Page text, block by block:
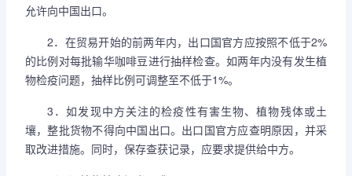
允许向中国出口。
2．在贸易开始的前两年内，出口国官方应按照不低于2%
的比例对每批输华咖啡豆进行抽样检查。如两年内没有发生植
物检疫问题，抽样比例可调整至不低于1%。
3．如发现中方关注的检疫性有害生物、植物残体或土
壤，整批货物不得向中国出口。出口国官方应查明原因，并采
取改进措施。同时，保存查获记录，应要求提供给中方。